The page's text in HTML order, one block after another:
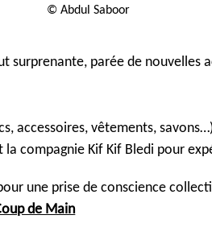
© Abdul Saboor
surprenante, parée de nouvelles
accessoires, vêtements,
la compagnie Kif Kif Bledi pour
une prise de conscience
de Main